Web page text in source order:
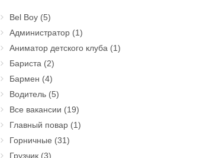
Bel Boy(5)
Администратор(1)
Аниматор детского клуба (1)
Бариста (2)
Бармен (4)
Водитель(5)
Все вакансии (19)
Главный повар(1)
Горничные (31)
Грузчик(3)